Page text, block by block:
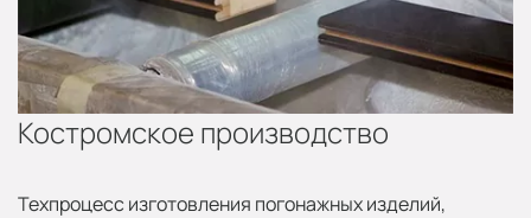
Костромское производство
Техпроцесс изготовления погонажных изделий,